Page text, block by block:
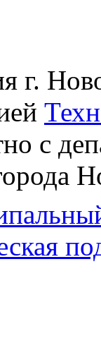
г.
с